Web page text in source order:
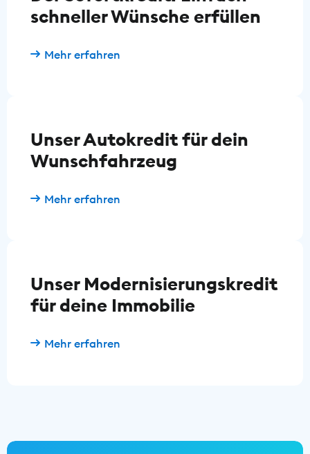
schneller Wünsche erfüllen
Mehr erfahren
Unser Autokredit für dein
Wunschfahrzeug
Mehr erfahren
Unser Modernisierungskredit
für deine Immobilie
Mehr erfahren